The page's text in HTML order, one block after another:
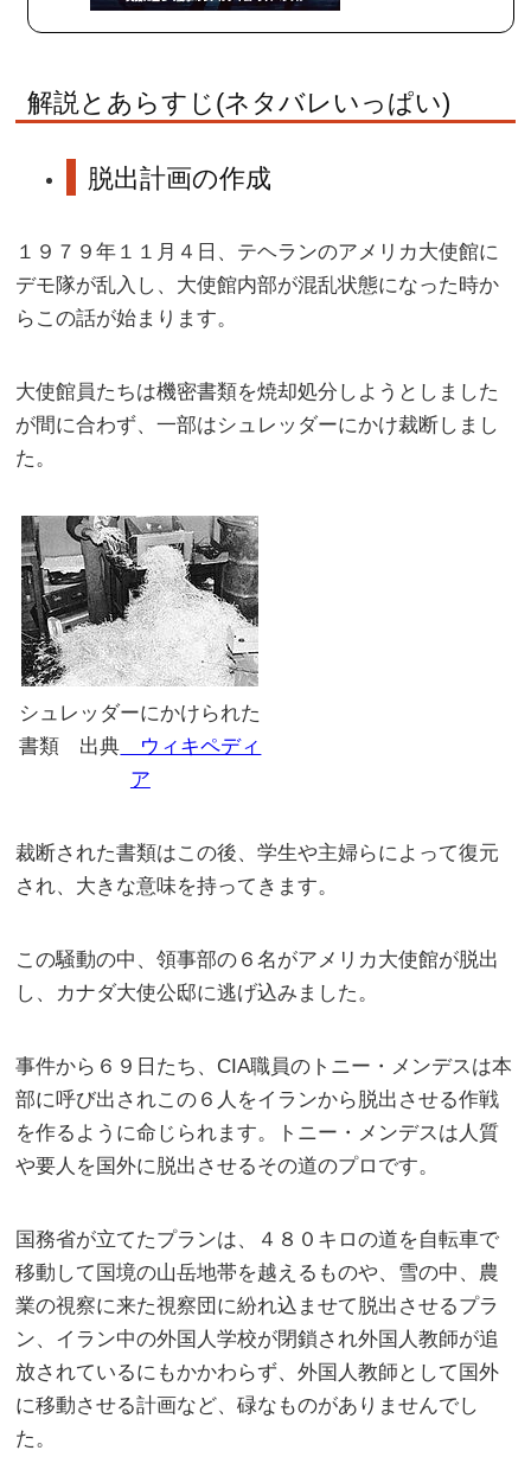
解説とあらすじ(ネタバレいっぱい)
脱出計画の作成
１９７９年１１月４日、テヘランのアメリカ大使館に
デモ隊が乱入し、大使館内部が混乱状態になった時か
らこの話が始まります。
大使館員たちは機密書類を焼却処分しようとしました
が間に合わず、一部はシュレッダーにかけ裁断しまし
た。
シュレッダーにかけられた
書類 出典 ウィキペディ
ア
裁断された書類はこの後、学生や主婦らによって復元
され、大きな意味を持ってきます。
この騒動の中、領事部の６名がアメリカ大使館が脱出
し、カナダ大使公邸に逃げ込みました。
事件から６９日たち、CIA職員のトニー・メンデスは本
部に呼び出されこの６人をイランから脱出させる作戦
を作るように命じられます。トニー・メンデスは人質
や要人を国外に脱出させるその道のプロです。
国務省が立てたプランは、４８０キロの道を自転車で
移動して国境の山岳地帯を越えるものや、雪の中、農
業の視察に来た視察団に紛れ込ませて脱出させるプラ
ン、イラン中の外国人学校が閉鎖され外国人教師が追
放されているにもかかわらず、外国人教師として国外
に移動させる計画など、碌なものがありませんでし
た。